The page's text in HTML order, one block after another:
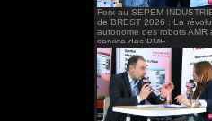
Forx au SEPEM
de BREST 2026 : La
autonome des robots AMR
service des PME